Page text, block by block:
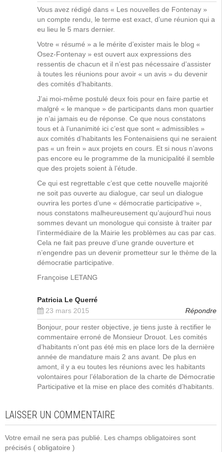
Vous avez rédigé dans « Les nouvelles de Fontenay »
un compte rendu, le terme est exact, d’une réunion qui a
eu lieu le 5 mars dernier.
Votre « résumé » a le mérite d’exister mais le blog «
Osez-Fontenay » est ouvert aux expressions des
ressentis de chacun et il n’est pas nécessaire d’assister
à toutes les réunions pour avoir « un avis » du devenir
des comités d’habitants.
J’ai moi-même postulé deux fois pour en faire partie et
malgré « le manque » de participants dans mon quartier
je n’ai jamais eu de réponse. Ce que nous constatons
tous et à l’unanimité ici c’est que sont « admissibles »
aux comités d’habitants les Fontenaisiens qui ne seraient
pas « un frein » aux projets en cours. Et si nous n’avons
pas encore eu le programme de la municipalité il semble
que des projets soient à l’étude.
Ce qui est regrettable c’est que cette nouvelle majorité
ne soit pas ouverte au dialogue, car seul un dialogue
ouvrira les portes d’une « démocratie participative »,
nous constatons malheureusement qu’aujourd’hui nous
sommes devant un monologue qui consiste à traiter par
l’intermédiaire de la Mairie les problèmes au cas par cas.
Cela ne fait pas preuve d’une grande ouverture et
n’engendre pas un devenir prometteur sur le thème de la
démocratie participative.
Françoise LETANG
Patricia Le Querré
23 mars 2015
Répondre
Bonjour, pour rester objective, je tiens juste à rectifier le
commentaire erroné de Monsieur Drouot. Les comités
d’habitants n’ont pas été mis en place lors de la dernière
année de mandature mais 2 ans avant. De plus en
amont, il y a eu toutes les réunions avec les habitants
volontaires pour l’élaboration de la charte de Démocratie
Participative et la mise en place des comités d’habitants.
LAISSER UN COMMENTAIRE
Votre email ne sera pas publié. Les champs obligatoires sont
précisés ( obligatoire )